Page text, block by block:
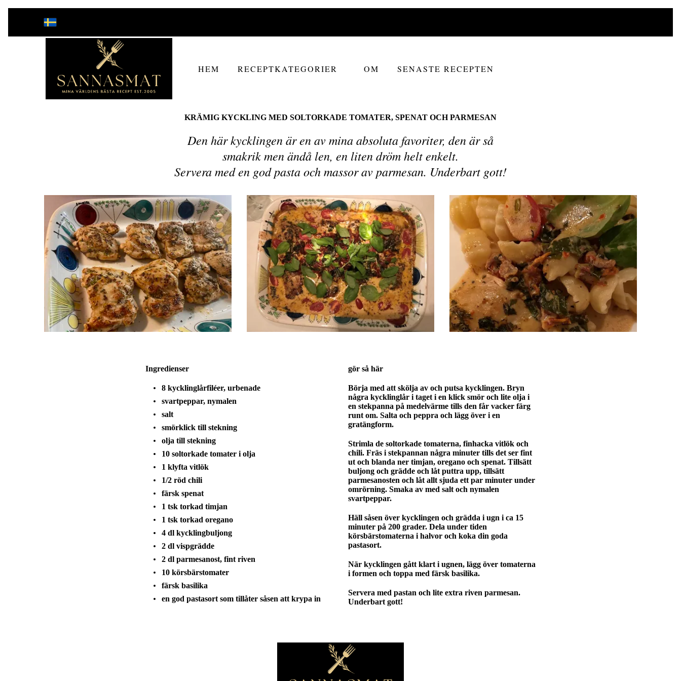
HEM RECEPTKATEGORIER OM SENASTE RECEPTEN
KRÄMIG KYCKLING MED SOLTORKADE TOMATER, SPENAT OCH PARMESAN
Den här kycklingen är en av mina absoluta favoriter, den är så
smakrik men ändå len, en liten dröm helt enkelt.
Servera med en god pasta och massor av parmesan. Underbart gott!
Ingredienser
8 kycklinglårfiléer, urbenade
svartpeppar, nymalen
salt
smörklick till stekning
olja till stekning
10 soltorkade tomater i olja
1 klyfta vitlök
1/2 röd chili
färsk spenat
1 tsk torkad timjan
1 tsk torkad oregano
4 dl kycklingbuljong
2 dl vispgrädde
2 dl parmesanost, fint riven
10 körsbärstomater
färsk basilika
en god pastasort som tillåter såsen att krypa in
gör så här
Börja med att skölja av och putsa kycklingen. Bryn
några kycklinglår i taget i en klick smör och lite olja i
en stekpanna på medelvärme tills den får vacker färg
runt om. Salta och peppra och lägg över i en
gratängform.
Strimla de soltorkade tomaterna, finhacka vitlök och
chili. Fräs i stekpannan några minuter tills det ser fint
ut och blanda ner timjan, oregano och spenat. Tillsätt
buljong och grädde och låt puttra upp, tillsätt
parmesanosten och låt allt sjuda ett par minuter under
omrörning. Smaka av med salt och nymalen
svartpeppar.
Häll såsen över kycklingen och grädda i ugn i ca 15
minuter på 200 grader. Dela under tiden
körsbärstomaterna i halvor och koka din goda
pastasort.
När kycklingen gått klart i ugnen, lägg över tomaterna
i formen och toppa med färsk basilika.
Servera med pastan och lite extra riven parmesan.
Underbart gott!